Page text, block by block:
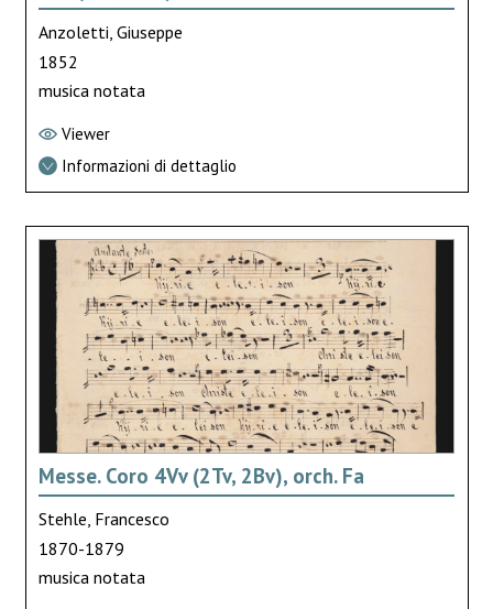
Anzoletti, Giuseppe
1852
musica notata
Viewer
Informazioni di dettaglio
Messe. Coro 4Vv (2Tv, 2Bv), orch. Fa
Stehle, Francesco
1870-1879
musica notata